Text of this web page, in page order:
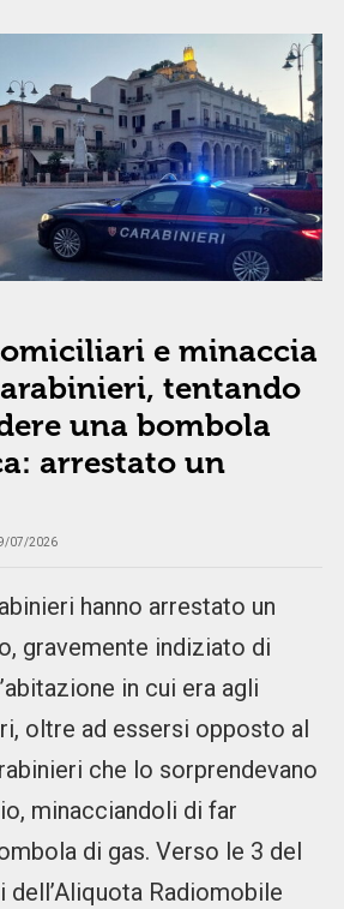
e minaccia
tentando
una bombola
arrestato un
07/2026
hanno arrestato un
gravemente indiziato di
in cui era agli
oltre ad essersi opposto al
che lo sorprendevano
minacciandoli di far
di gas. Verso le 3 del
Radiomobile